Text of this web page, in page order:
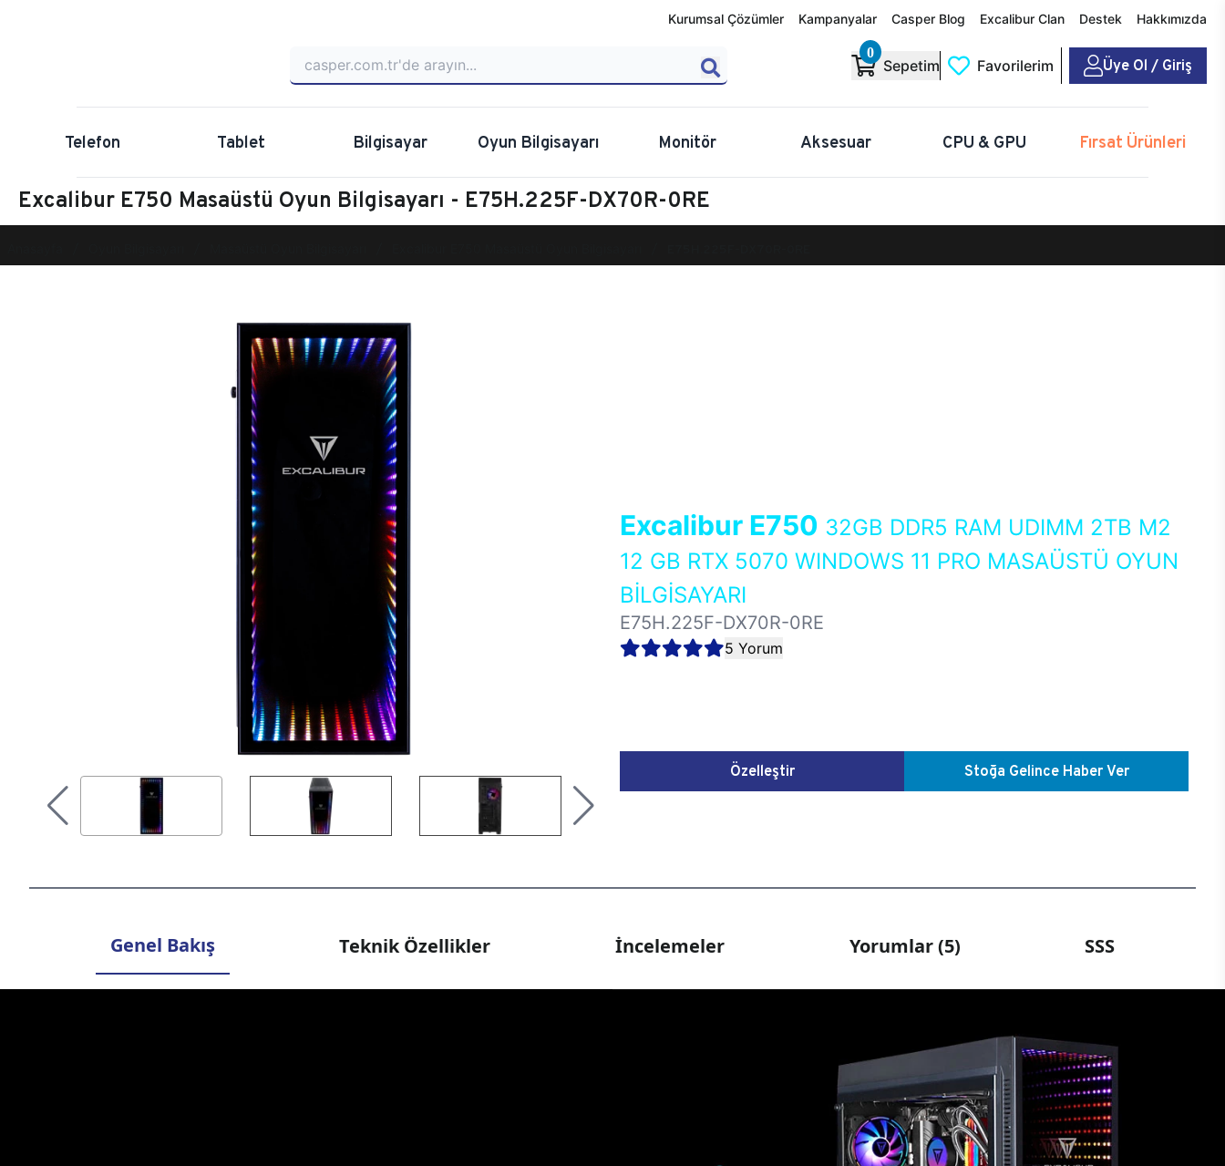
Kurumsal Çözümler Kampanyalar Casper Blog Excalibur Clan Destek Hakkımızda
0
Sepetim Favorilerim Üye Ol / Giriş
Telefon Tablet Bilgisayar Oyun Bilgisayarı Monitör Aksesuar CPU & GPU Fırsat Ürünleri
Excalibur E750 Masaüstü Oyun Bilgisayarı - E75H.225F-DX70R-0RE
Excalibur E750 32GB DDR5 RAM UDIMM 2TB M2
12 GB RTX 5070 WINDOWS 11 PRO MASAÜSTÜ OYUN
BİLGİSAYARI
E75H.225F-DX70R-0RE
5 Yorum
Özelleştir Stoğa Gelince Haber Ver
Genel Bakış Teknik Özellikler İncelemeler Yorumlar (5) SSS